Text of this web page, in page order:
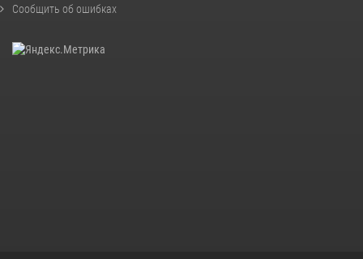
Сообщить об ошибках